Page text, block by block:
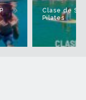
Clase de
Pilates